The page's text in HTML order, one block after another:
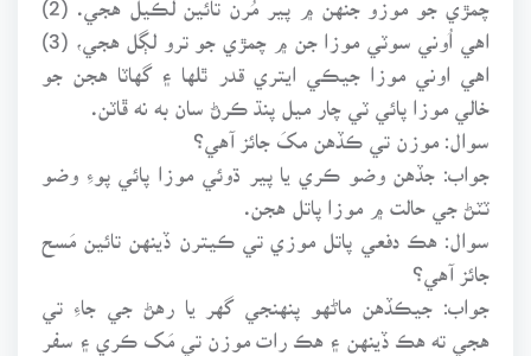
اهي اُوني سوٽي موزا جن ۾ چمڙي جو ترو لڳل هجي، (3)
اهي اوني موزا جيڪي ايتري قدر ٿلها ۽ گهاٽا هجن جو
خالي موزا پائي ٽي چار ميل پنڌ ڪرڻ سان به نه ڦاٽن.
سوال: موزن تي ڪڏهن مکَ جائز آهي؟
جواب: جڏهن وضو ڪري يا پير ڌوئي موزا پائي پوءِ وضو
ٽٽڻ جي حالت ۾ موزا پاتل هجن.
سوال: هڪ دفعي پاتل موزي تي ڪيترن ڏينهن تائين مَسح
جائز آهي؟
جواب: جيڪڏهن ماڻهو پنهنجي گهر يا رهڻ جي جاءِ تي
هجي ته هڪ ڏينهن ۽ هڪ رات موزن تي مَک ڪري ۽ سفر